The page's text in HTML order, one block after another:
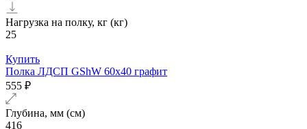
Нагрузка на полку, кг (кг)
25
Купить
Полка ЛДСП GShW 60х40 графит
555 ₽
Глубина, мм (см)
416